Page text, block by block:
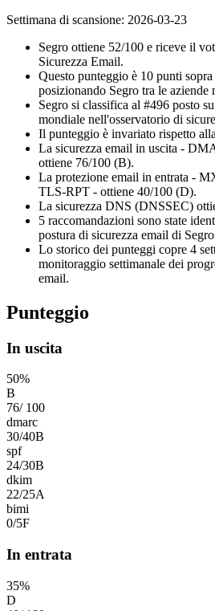
Settimana di scansione: 2026-03-23
Segro ottiene 52/100 e riceve il
Sicurezza Email.
Questo punteggio è 10 punti
posizionando Segro tra le aziende
Segro si classifica al #496 posto
mondiale nell'osservatorio di
Il punteggio è invariato rispetto
La sicurezza email in uscita -
ottiene 76/100 (B).
La protezione email in entrata -
TLS-RPT - ottiene 40/100 (D).
La sicurezza DNS (DNSSEC)
5 raccomandazioni sono state
postura di sicurezza email di
Lo storico dei punteggi copre 4
monitoraggio settimanale dei
email.
Punteggio
In uscita
50%
B
76/ 100
dmarc
30/40B
spf
24/30B
dkim
22/25A
bimi
0/5F
In entrata
35%
D